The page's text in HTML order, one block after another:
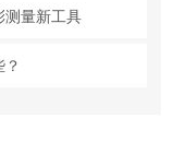
测量新工具